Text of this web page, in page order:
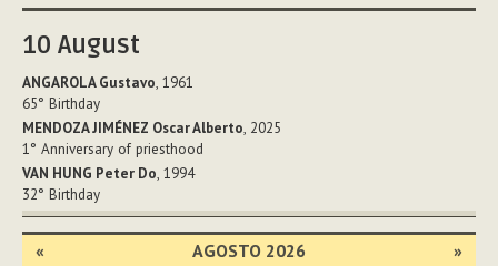
10 August
ANGAROLA Gustavo, 1961
65° Birthday
MENDOZA JIMÉNEZ Oscar Alberto, 2025
1° Anniversary of priesthood
VAN HUNG Peter Do, 1994
32° Birthday
« AGOSTO 2026 »